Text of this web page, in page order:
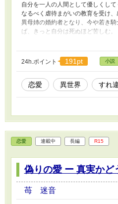
自分を一人の人間として優しくし
なるべく虐待まがいの教育を受け
異母姉の婚約者となり、今や若き
ば、きっと自分は死ぬほど苦しむ
過酷な運命に翻弄されてゆく。 ※
す。 ※誤字脱字など随時改稿・校
す ※習作です。
24h.ポイント 191pt 小説
恋愛 異世界 すれ
恋愛 連載中 長編 R15
偽りの愛 ー 真実かど
苺 迷音